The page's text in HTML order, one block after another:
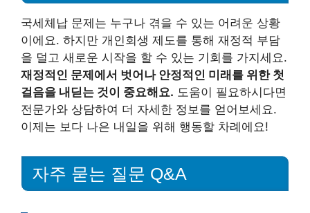
국세체납 문제는 누구나 겪을 수 있는 어려운 상황
이에요. 하지만 개인회생 제도를 통해 재정적 부담
을 덜고 새로운 시작을 할 수 있는 기회를 가지세요.
재정적인 문제에서 벗어나 안정적인 미래를 위한 첫
걸음을 내딛는 것이 중요해요. 도움이 필요하시다면
전문가와 상담하여 더 자세한 정보를 얻어보세요.
이제는 보다 나은 내일을 위해 행동할 차례에요!
자주 묻는 질문 Q&A